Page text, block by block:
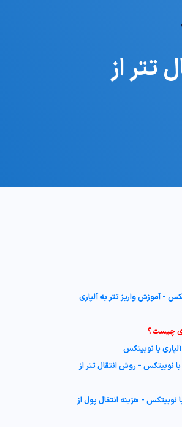
تتر از
نوبیتکس - روش انتقال تتر از
نوبیتکس - هزینه انتقال پول از